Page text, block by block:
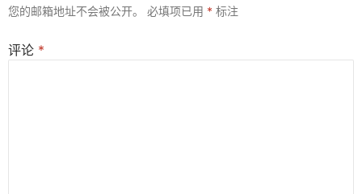
您的邮箱地址不会被公开。 必填项已用 * 标注
评论 *